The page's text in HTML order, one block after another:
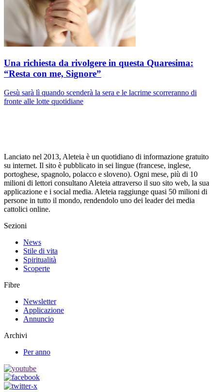
Una richiesta da rivolgere in questa Quaresima:
“Resta con me, Signore”
Gesù sarà lì quando scenderà la sera e le lacrime scorreranno di
fronte alle lotte quotidiane
Lanciato nel 2013, Aleteia è un quotidiano di informazione gratuito
su internet. Il sito è pubblicato in sei lingue (francese, inglese,
portoghese, spagnolo, polacco e sloveno). Ogni mese, più di 10
milioni di lettori consultano Aleteia attraverso il suo sito web, la sua
applicazione e i social media. Aleteia raggiunge quasi 50 milioni di
persone in tutto il mondo, rendendolo uno dei leader dei media
cattolici online.
Sezioni
News
Stile di vita
Spiritualità
Scoperte
Fibre
Newsletter
Applicazione
Annuncio
Archivi
Per anno